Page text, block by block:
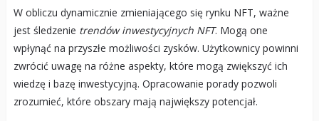
W obliczu dynamicznie zmieniającego się rynku NFT, ważne
jest śledzenie trendów inwestycyjnych NFT. Mogą one
wpłynąć na przyszłe możliwości zysków. Użytkownicy powinni
zwrócić uwagę na różne aspekty, które mogą zwiększyć ich
wiedzę i bazę inwestycyjną. Opracowanie porady pozwoli
zrozumieć, które obszary mają największy potencjał.